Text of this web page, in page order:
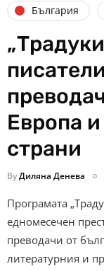
България
Европа
страни
ByДиляна Денева
Програмата
едномесечен
преводачи от
литературния и